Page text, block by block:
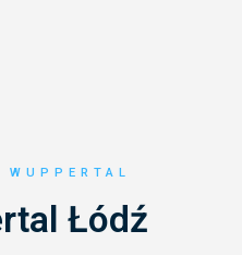
WUPPERTAL
Łódź